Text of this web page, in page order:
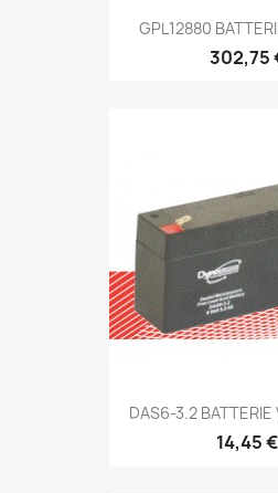
GPL12880
302,75
DAS6-3.2 BATTERIE
14,45 €